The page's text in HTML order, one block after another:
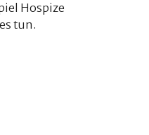
Hospize
tun.